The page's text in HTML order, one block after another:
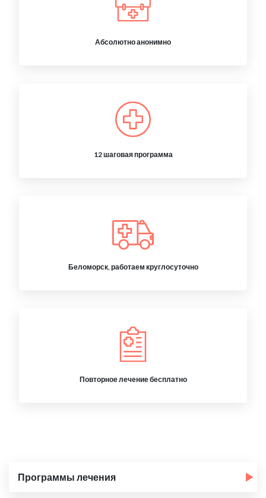
Абсолютно анонимно
12 шаговая программа
Беломорск, работаем круглосуточно
Повторное лечение бесплатно
Программы лечения